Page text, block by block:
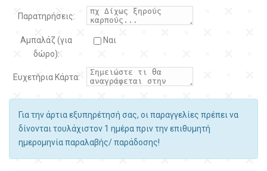
Παρατηρήσεις:
Αμπαλάζ (για
δώρο):
Ναι
Ευχετήρια Κάρτα:
Για την άρτια εξυπηρέτησή σας, οι παραγγελίες πρέπει να
δίνονται τουλάχιστον 1 ημέρα πριν την επιθυμητή
ημερομηνία παραλαβής/ παράδοσης!